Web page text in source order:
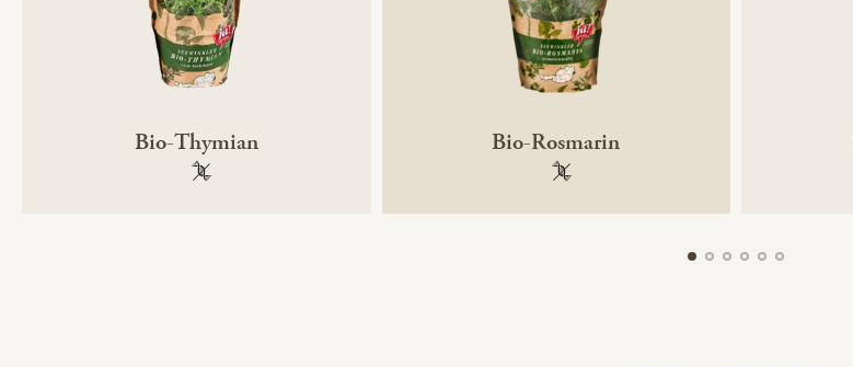
Bio-Thymian
100 % gentechnikfrei
Bio-Rosmarin
100 % gentechnikfrei